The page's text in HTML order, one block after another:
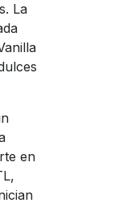
La
en